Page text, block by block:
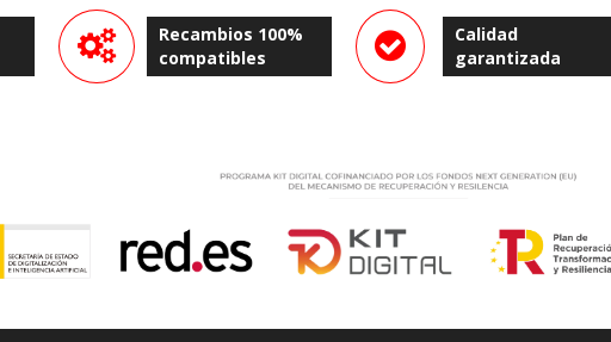
Recambios 100%
compatibles
Calidad
garantizada